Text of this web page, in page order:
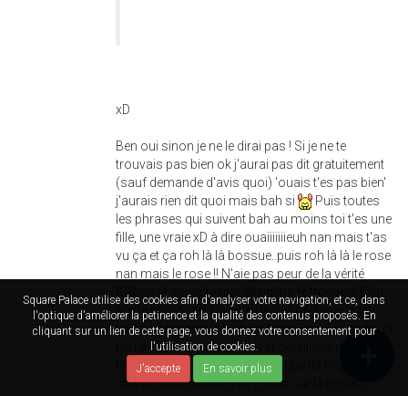
Square Palace utilise des cookies afin d'analyser votre navigation, et ce, dans
l'optique d'améliorer la petinence et la qualité des contenus proposés. En
cliquant sur un lien de cette page, vous donnez votre consentement pour
l'utilisation de cookies.
J'accepte
En savoir plus
xD
Ben oui sinon je ne le dirai pas ! Si je ne te
trouvais pas bien ok j'aurai pas dit gratuitement
(sauf demande d'avis quoi) 'ouais t'es pas bien'
j'aurais rien dit quoi mais bah si
Puis toutes
les phrases qui suivent bah au moins toi t'es une
fille, une vraie xD à dire ouaiiiiiiieuh nan mais t'as
vu ça et ça roh là là bossue..puis roh là là le rose
nan mais le rose !! N'aie pas peur de la vérité
Kelhan et accepte que des gens te trouvent bien
sur la photo, on aurait eu le même âge que je
t'aurais draguée, en + trop facile j'aurais placé un
peu de Bernard Werber xD et ouaiiiiiiiiis ma pote !
Et sinon pour rebondir sur ce que dit Brunhild,
moi perso les tenues de rando sur la gente